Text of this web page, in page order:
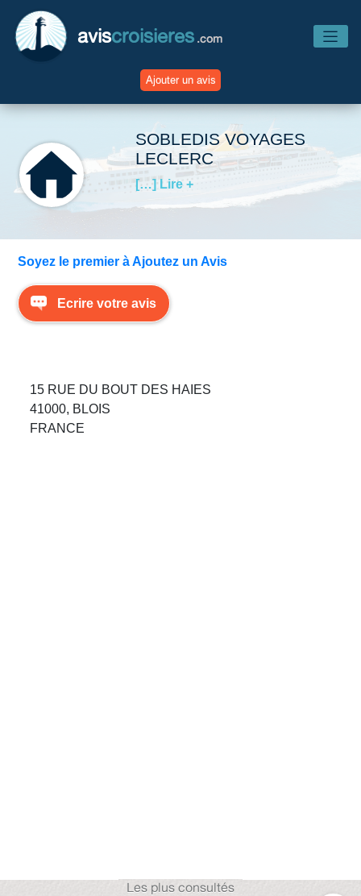
aviscroisieres .com
Ajouter un avis
Accueil
Avis Compagnies
Avis Escales
SOBLEDIS VOYAGES
LECLERC
[…] Lire +
Soyez le premier à Ajoutez un Avis
Ecrire votre avis
15 RUE DU BOUT DES HAIES
41000, BLOIS
FRANCE
Les plus consultés